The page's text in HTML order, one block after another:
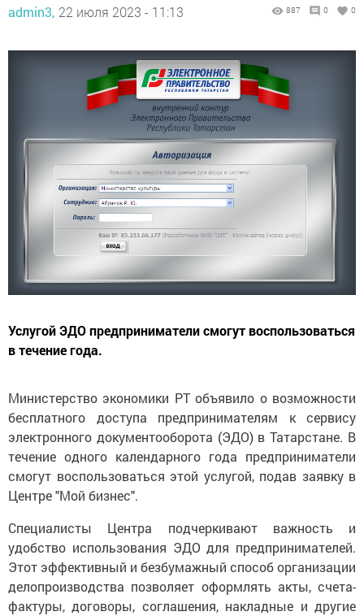
admin3, 22 июля 2023 - 11:13 887 0 0
Услугой ЭДО предприниматели смогут воспользоваться
в течение года.
Министерство экономики РТ объявило о возможности
бесплатного доступа предпринимателям к сервису
электронного документооборота (ЭДО) в Татарстане. В
течение одного календарного года предприниматели
смогут воспользоваться этой услугой, подав заявку в
Центре "Мой бизнес".
Специалисты Центра подчеркивают важность и
удобство использования ЭДО для предпринимателей.
Этот эффективный и безбумажный способ организации
делопроизводства позволяет оформлять акты, счета-
фактуры, договоры, соглашения, накладные и другие